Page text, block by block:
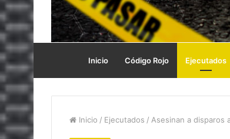
Inicio Código Rojo Ejecutados
Inicio / Ejecutados / Asesinan a disparos